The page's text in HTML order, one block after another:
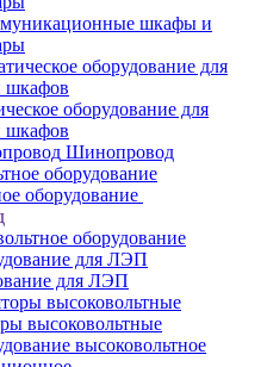
шкафы и
оборудование для
шкафов
Шинопровод
оборудование
оборудование
для ЛЭП
высоковольтные